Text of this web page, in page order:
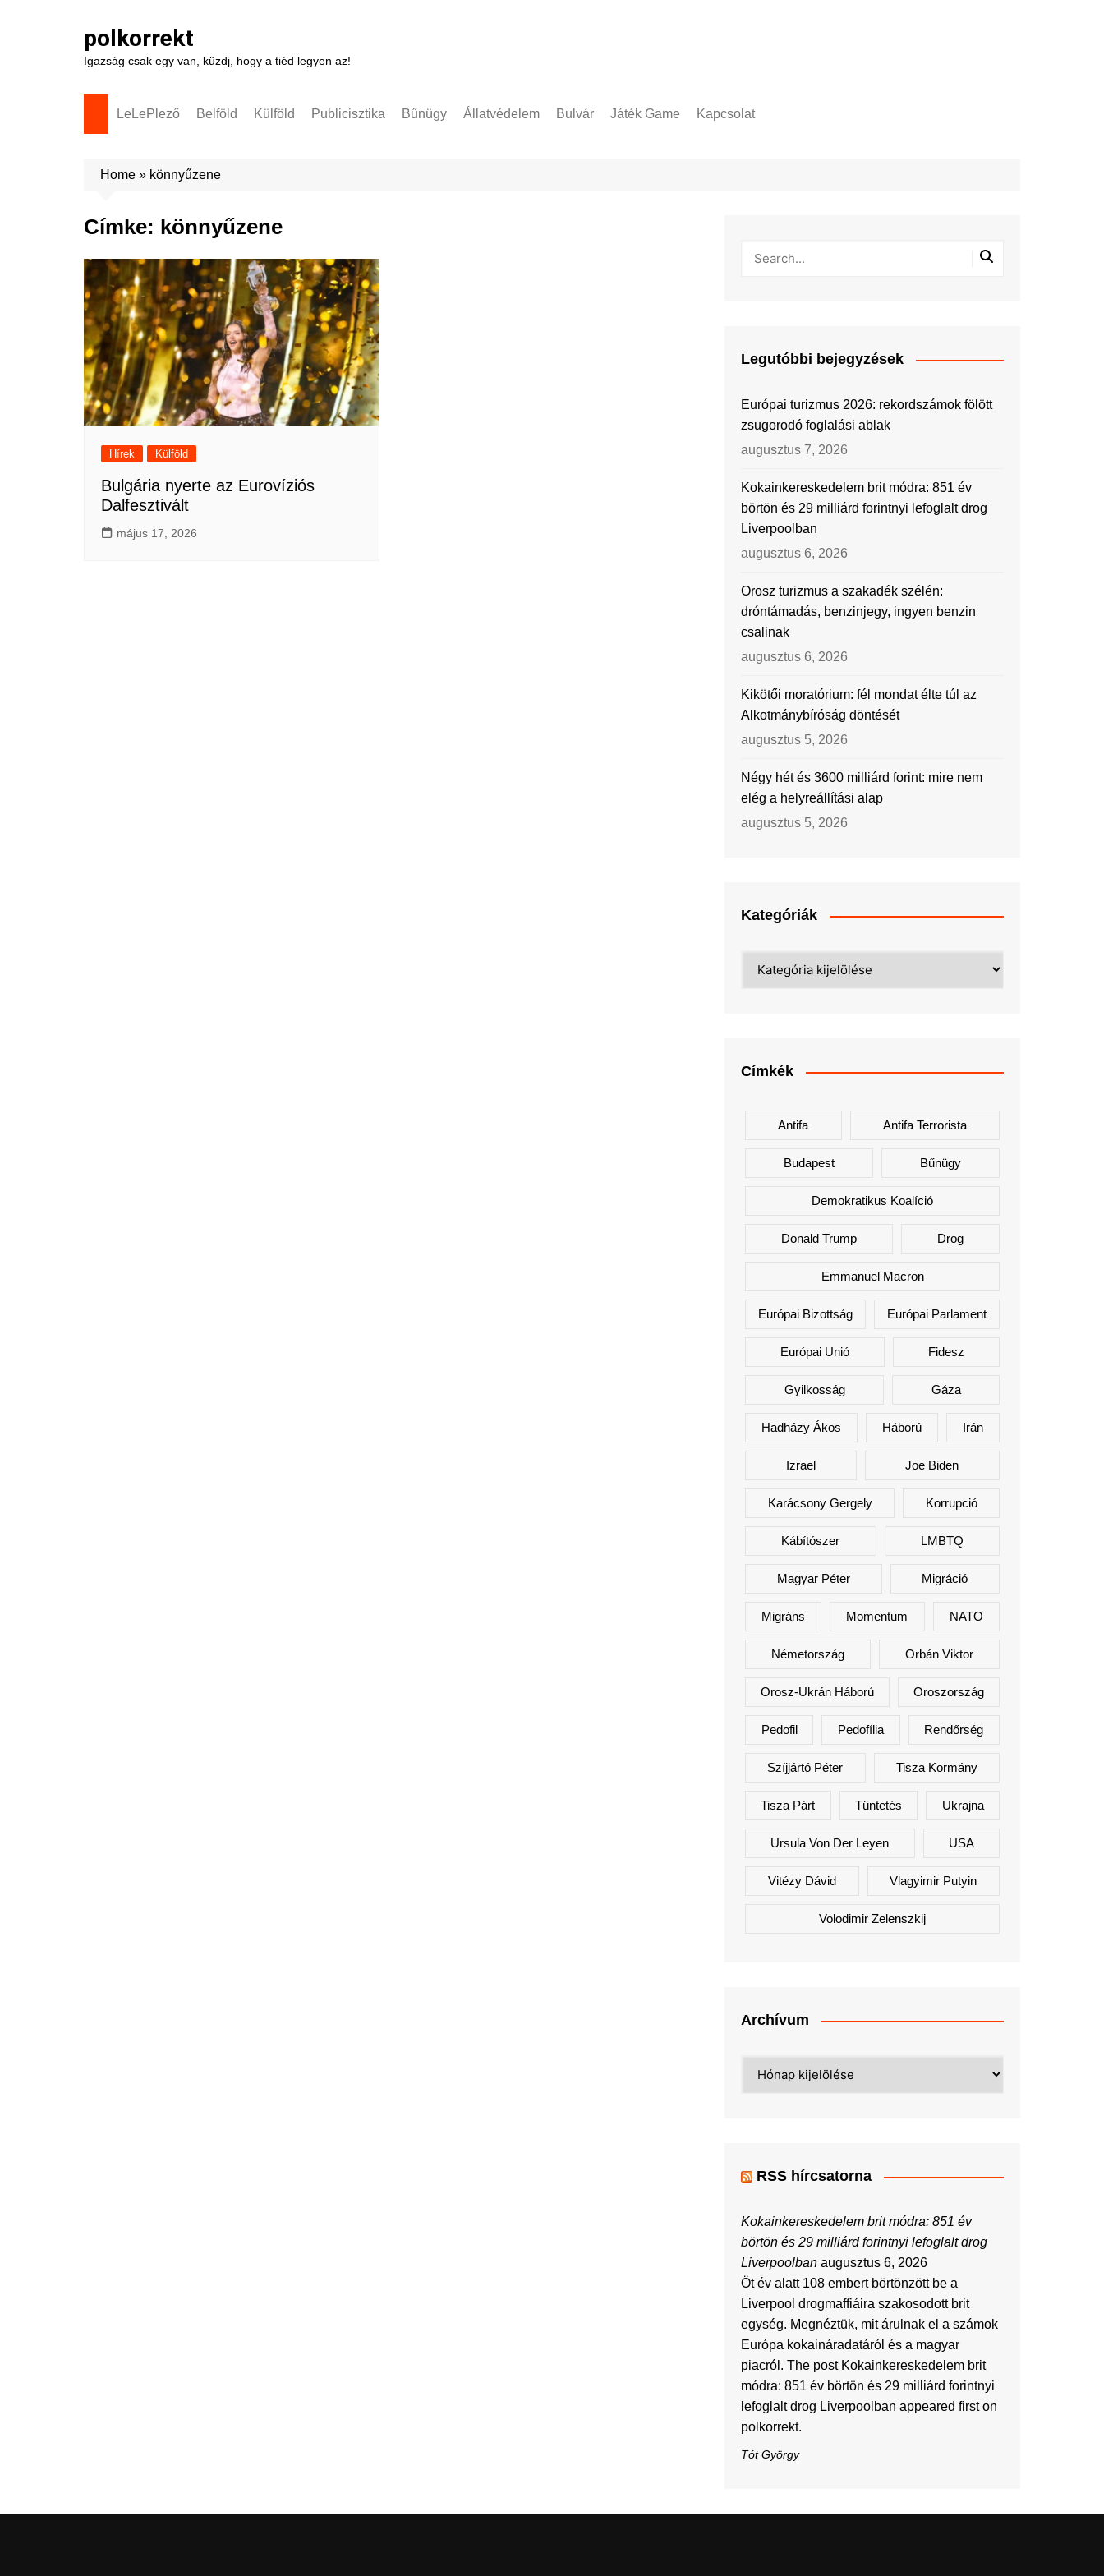
polkorrekt
Igazság csak egy van, küzdj, hogy a tiéd legyen az!
LeLePlező Belföld Külföld Publicisztika Bűnügy Állatvédelem Bulvár Játék Game Kapcsolat
Home » könnyűzene
Címke: könnyűzene
Hírek Külföld
Bulgária nyerte az Eurovíziós
Dalfesztivált
május 17, 2026
Legutóbbi bejegyzések
Európai turizmus 2026: rekordszámok fölött
zsugorodó foglalási ablak
augusztus 7, 2026
Kokainkereskedelem brit módra: 851 év
börtön és 29 milliárd forintnyi lefoglalt drog
Liverpoolban
augusztus 6, 2026
Orosz turizmus a szakadék szélén:
dróntámadás, benzinjegy, ingyen benzin
csalinak
augusztus 6, 2026
Kikötői moratórium: fél mondat élte túl az
Alkotmánybíróság döntését
augusztus 5, 2026
Négy hét és 3600 milliárd forint: mire nem
elég a helyreállítási alap
augusztus 5, 2026
Kategóriák
Címkék
Antifa Antifa Terrorista
Budapest Bűnügy
Demokratikus Koalíció
Donald Trump Drog
Emmanuel Macron
Európai Bizottság Európai Parlament
Európai Unió Fidesz
Gyilkosság Gáza
Hadházy Ákos Háború Irán
Izrael Joe Biden
Karácsony Gergely Korrupció
Kábítószer LMBTQ
Magyar Péter Migráció
Migráns Momentum NATO
Németország Orbán Viktor
Orosz-Ukrán Háború Oroszország
Pedofil Pedofília Rendőrség
Szíjjártó Péter Tisza Kormány
Tisza Párt Tüntetés Ukrajna
Ursula Von Der Leyen USA
Vitézy Dávid Vlagyimir Putyin
Volodimir Zelenszkij
Archívum
RSS hírcsatorna
Kokainkereskedelem brit módra: 851 év
börtön és 29 milliárd forintnyi lefoglalt drog
Liverpoolban augusztus 6, 2026
Öt év alatt 108 embert börtönzött be a
Liverpool drogmaffiáira szakosodott brit
egység. Megnéztük, mit árulnak el a számok
Európa kokaináradatáról és a magyar
piacról. The post Kokainkereskedelem brit
módra: 851 év börtön és 29 milliárd forintnyi
lefoglalt drog Liverpoolban appeared first on
polkorrekt.
Tót György